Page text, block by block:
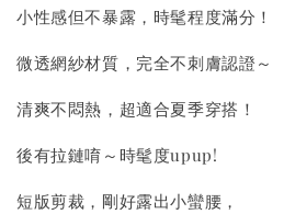
小性感但不暴露，時髦程度滿分！
微透網紗材質，完全不刺膚認證～
清爽不悶熱，超適合夏季穿搭！
後有拉鏈唷～時髦度upup!
短版剪裁，剛好露出小蠻腰，